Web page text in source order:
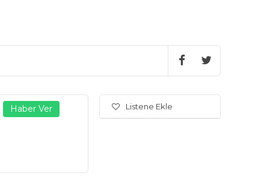
Listene Ekle